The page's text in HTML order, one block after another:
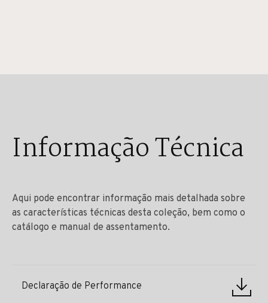
Informação Técnica
Aqui pode encontrar informação mais detalhada sobre
as características técnicas desta coleção, bem como o
catálogo e manual de assentamento.
Declaração de Performance